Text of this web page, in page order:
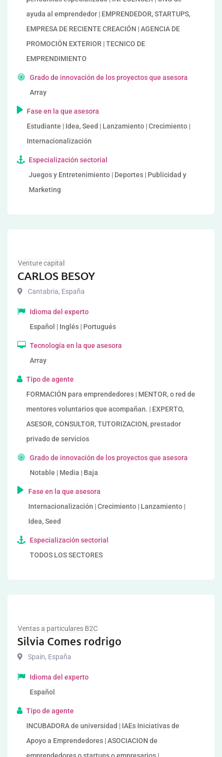
ayuda al emprendedor | EMPRENDEDOR, STARTUPS,
EMPRESA DE RECIENTE CREACIÓN | AGENCIA DE
PROMOCIÓN EXTERIOR | TECNICO DE
EMPRENDIMIENTO
Grado de innovación de los proyectos que asesora
Array
Fase en la que asesora
Estudiante | Idea, Seed | Lanzamiento | Crecimiento |
Internacionalización
Especialización sectorial
Juegos y Entretenimiento | Deportes | Publicidad y
Marketing
Venture capital
CARLOS BESOY
Cantabria, España
Idioma del experto
Español | Inglés | Portugués
Tecnología en la que asesora
Array
Tipo de agente
FORMACIÓN para emprendedores | MENTOR, o red de
mentores voluntarios que acompañan. | EXPERTO,
ASESOR, CONSULTOR, TUTORIZACION, prestador
privado de servicios
Grado de innovación de los proyectos que asesora
Notable | Media | Baja
Fase en la que asesora
Internacionalización | Crecimiento | Lanzamiento |
Idea, Seed
Especialización sectorial
TODOS LOS SECTORES
Ventas a particulares B2C
Silvia Comes rodrigo
Spain, España
Idioma del experto
Español
Tipo de agente
INCUBADORA de universidad | IAEs Iniciativas de
Apoyo a Emprendedores | ASOCIACION de